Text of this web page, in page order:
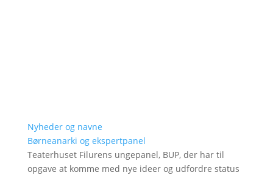
Nyheder og navne
Børneanarki og ekspertpanel
Teaterhuset Filurens ungepanel, BUP, der har til
opgave at komme med nye ideer og udfordre status